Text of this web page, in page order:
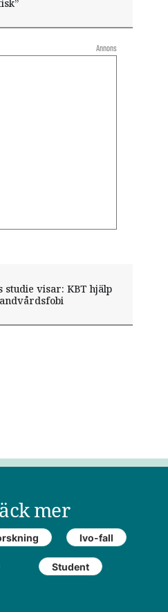
studie visar: KBT hjälp
mer
Ivo-fall
Student
Annons